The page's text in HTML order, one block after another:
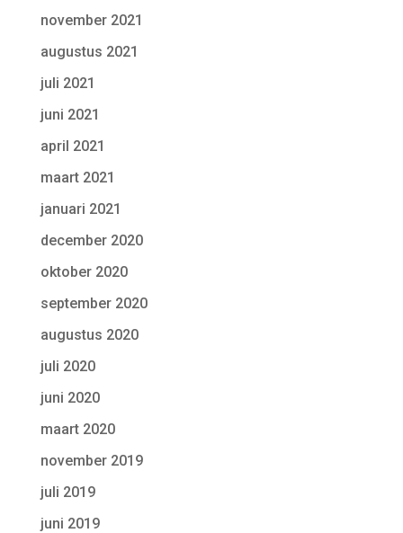
november 2021
augustus 2021
juli 2021
juni 2021
april 2021
maart 2021
januari 2021
december 2020
oktober 2020
september 2020
augustus 2020
juli 2020
juni 2020
maart 2020
november 2019
juli 2019
juni 2019